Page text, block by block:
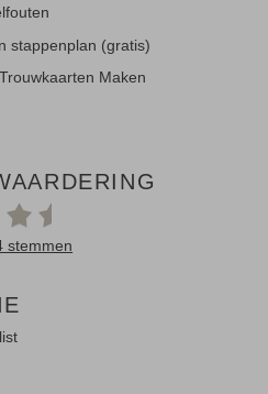
stappenplan (gratis)
Maken
stemmen